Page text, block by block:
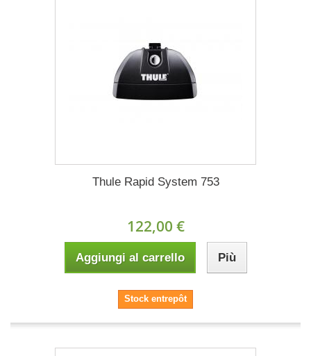
Thule Rapid System 753
122,00 €
Aggiungi al carrello Più
Stock entrepôt